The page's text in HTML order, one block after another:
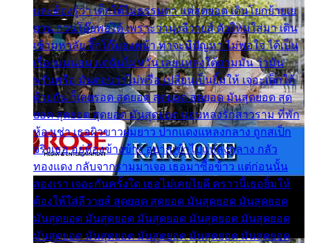
และต้องรู้ว่า เด็กใต้ไม่ธรรมดา แต่สุดยอด เดินโยกย้ายเย
ยวน กวนโอ๊ยพอได้ เพราะว่านุ่งลีวายส์ ตัวใหม่ใส่มา เดิน
เข้ามหาลัย จิ๊กโก๊มองหน้า ท่าจะมีปัญหา ไม่พอใจ ได้เป็น
เรื่องแน่นอน แต่ฉันไม่หวั่น เลยแหลงใต้ถามมัน ว่ามัน
พรั่นพรือ มันตอบว่าไม่พรื่อ เปลี่ยนเป็นยิ้มให้ เจอะเด็กใต้
ด้วยกัน ก็เลยรอด สุดยอด สุดยอด สุดยอด มันสุดยอด สุด
ยอด สุดยอด สุดยอด มันสุดยอด แอบหลงรักสาวราม ที่พัก
ห้องเช่า เธอผิวขาวผมยาว ปากแดงแหลงกลาง ถูกสเป็ก
จริงเธอ อยู่ห้องข้างข้าง อยากเข้าไปแหลงกลาง กลัว
ทองแดง กลับจากรามมาเจอ เธอมาซื้อข้าว แต่ก่อนนั้น
สองเรา เจอะกันครั้งใด เธอไม่เคยไยดี คราวนี้เธอยิ้มให้
ต้องให้ใส่ลีวายส์ สุดยอด สุดยอด มันสุดยอด มันสุดยอด
มันสุดยอด มันสุดยอด มันสุดยอด มันสุดยอด มันสุดยอด
มันสุดยอด มันสุดยอด มันสุดยอด มันสุดยอด มันสุดยอด